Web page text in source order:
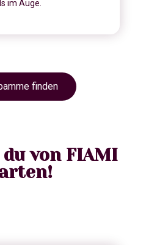
im Auge.
finden
von FIAMI